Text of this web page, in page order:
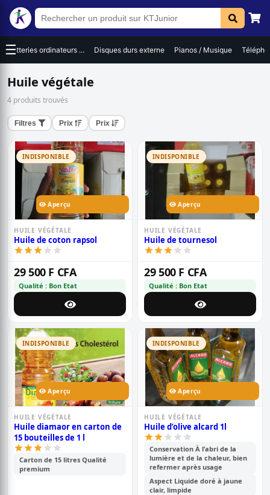
☰
Batteries ordinateurs ... Disques durs externe Pianos / Musique
Huile végétale
4 produits trouvés
Filtres Prix Prix
INDISPONIBLE
Aperçu
HUILE VÉGÉTALE
Huile de coton rapsol
29 500 F CFA
Qualité : Bon Etat
INDISPONIBLE
Aperçu
HUILE VÉGÉTALE
Huile de tournesol
29 500 F CFA
Qualité : Bon Etat
INDISPONIBLE
Aperçu
HUILE VÉGÉTALE
Huile diamaor en carton de
15 bouteilles de 1 l
Carton de 15 litres Qualité
premium
INDISPONIBLE
Aperçu
HUILE VÉGÉTALE
Huile d’olive alcard 1l
Conservation À l’abri de la
lumière et de la chaleur, bien
refermer après usage
Aspect Liquide doré à jaune
clair, limpide